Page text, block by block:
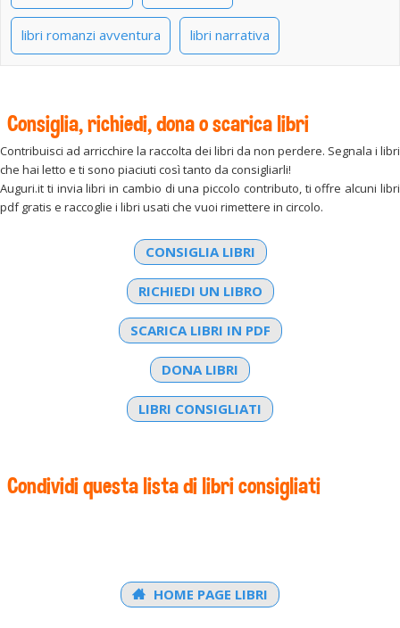
libri romanzi avventura libri narrativa
Consiglia, richiedi, dona o scarica libri
Contribuisci ad arricchire la raccolta dei libri da non perdere. Segnala i libri
che hai letto e ti sono piaciuti così tanto da consigliarli!
Auguri.it ti invia libri in cambio di una piccolo contributo, ti offre alcuni libri
pdf gratis e raccoglie i libri usati che vuoi rimettere in circolo.
CONSIGLIA LIBRI
RICHIEDI UN LIBRO
SCARICA LIBRI IN PDF
DONA LIBRI
LIBRI CONSIGLIATI
Condividi questa lista di libri consigliati
HOME PAGE LIBRI